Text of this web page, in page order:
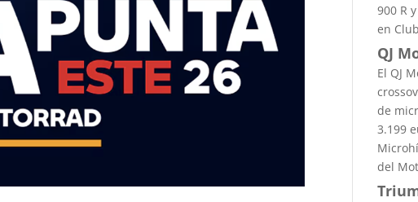
900 R
en
QJ
El QJ
de
3.199
del